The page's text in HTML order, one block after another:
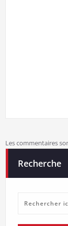
Les commentaires
Recherche